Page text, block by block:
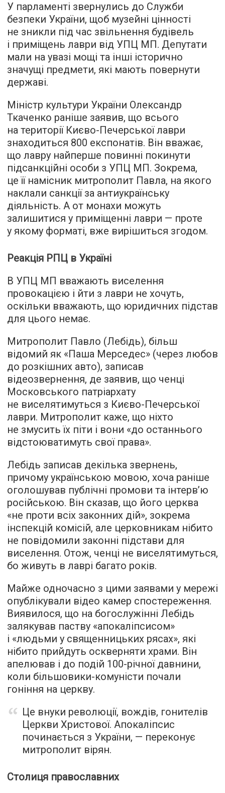
У парламенті звернулись до Служби
безпеки України, щоб музейні цінності
не зникли під час звільнення будівель
і приміщень лаври від УПЦ МП. Депутати
мали на увазі мощі та інші історично
значущі предмети, які мають повернути
державі.
Міністр культури України Олександр
Ткаченко раніше заявив, що всього
на території Києво-Печерської лаври
знаходиться 800 експонатів. Він вважає,
що лавру найперше повинні покинути
підсанкційні особи з УПЦ МП. Зокрема,
це її намісник митрополит Павла, на якого
наклали санкції за антиукраїнську
діяльність. А от монахи можуть
залишитися у приміщенні лаври — проте
у якому форматі, вже вирішиться згодом.
Реакція РПЦ в Україні
В УПЦ МП вважають виселення
провокацією і йти з лаври не хочуть,
оскільки вважають, що юридичних підстав
для цього немає.
Митрополит Павло (Лебідь), більш
відомий як «Паша Мерседес» (через любов
до розкішних авто), записав
відеозвернення, де заявив, що ченці
Московського патріархату
не виселятимуться з Києво-Печерської
лаври. Митрополит каже, що ніхто
не змусить їх піти і вони «до останнього
відстоюватимуть свої права».
Лебідь записав декілька звернень,
причому українською мовою, хоча раніше
оголошував публічні промови та інтерв’ю
російською. Він сказав, що його церква
«не проти всіх законних дій», зокрема
інспекцій комісій, але церковникам нібито
не повідомили законні підстави для
виселення. Отож, ченці не виселятимуться,
бо живуть в лаврі багато років.
Майже одночасно з цими заявами у мережі
опублікували відео камер спостереження.
Виявилося, що на богослужінні Лебідь
залякував паству «апокаліпсисом»
і «людьми у священницьких рясах», які
нібито прийдуть оскверняти храми. Він
апелював і до подій 100-річної давнини,
коли більшовики-комуністи почали
гоніння на церкву.
Це внуки революції, вождів, гонителів
Церкви Христової. Апокаліпсис
починається з України, — переконує
митрополит вірян.
Столиця православних